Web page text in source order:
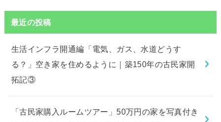
最近の投稿
生活インフラ開通編「電気、ガス、水道どうす
る？」空き家を住めるように｜築150年の古民家開
拓記③
「古民家購入ルームツアー」50万円の家を写真付き